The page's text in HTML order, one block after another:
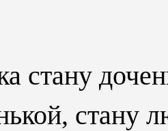
стану
стану